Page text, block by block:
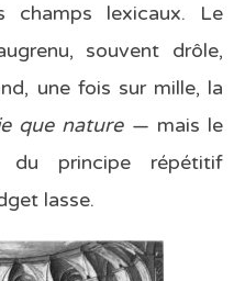
champs lexicaux. Le
souvent drôle,
une fois sur mille, la
que nature— mais le
du principe répétitif
lasse.